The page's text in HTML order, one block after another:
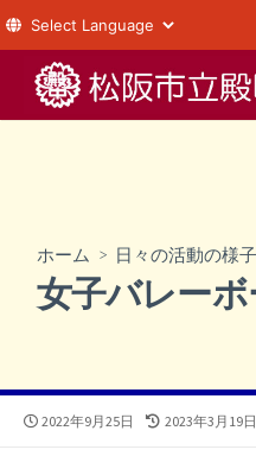
テ
ホーム > 日々の活動の様子
女子バレー
公
2022年9月25日
最
2023年3月19日